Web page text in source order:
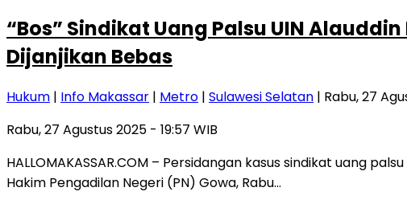
“Bos” Sindikat Uang Palsu UIN
Dijanjikan Bebas
Hukum | Info Makassar | Metro | Sulawesi Selatan | Rabu, 27
Rabu, 27 Agustus 2025 - 19:57 WIB
HALLOMAKASSAR.COM – Persidangan kasus sindikat uang
Hakim Pengadilan Negeri (PN) Gowa, Rabu…